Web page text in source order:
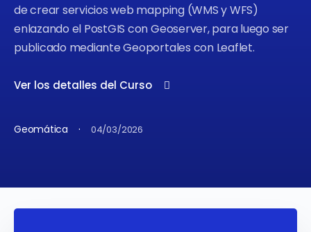
de crear servicios web mapping (WMS y WFS)
enlazando el PostGIS con Geoserver, para luego ser
publicado mediante Geoportales con Leaflet.
Ver los detalles del Curso
Geomática · 04/03/2026